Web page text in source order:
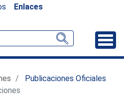
Enlaces
Publicaciones Oficiales